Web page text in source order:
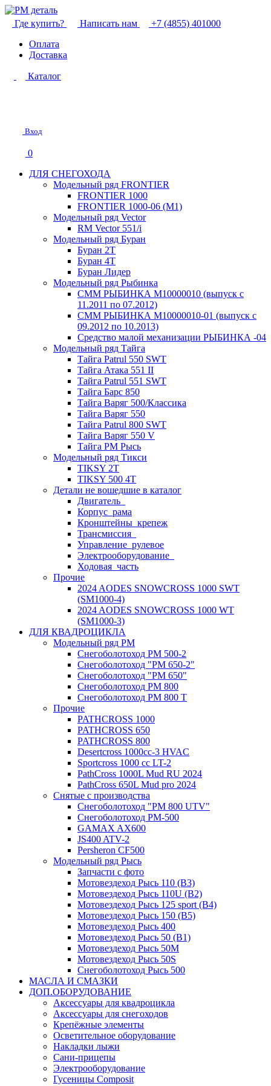
Где купить? Написать нам
+7 (4855) 401000
Оплата
Доставка
Каталог
Вход
0
ДЛЯ СНЕГОХОДА
Модельный ряд FRONTIER
FRONTIER 1000
FRONTIER 1000-06 (М1)
Модельный ряд Vector
RM Vector 551/i
Модельный ряд Буран
Буран 2Т
Буран 4Т
Буран Лидер
Модельный ряд Рыбинка
СММ РЫБИНКА M10000010 (выпуск с
11.2011 по 07.2012)
СММ РЫБИНКА M10000010-01 (выпуск с
09.2012 по 10.2013)
Средство малой механизации РЫБИНКА -04
Модельный ряд Тайга
Тайга Patrul 550 SWT
Тайга Атака 551 II
Тайга Patrul 551 SWT
Тайга Барс 850
Тайга Варяг 500/Классика
Тайга Варяг 550
Тайга Patrul 800 SWT
Тайга Варяг 550 V
Тайга РМ Рысь
Модельный ряд Тикси
TIKSY 2T
TIKSY 500 4T
Детали не вошедшие в каталог
Двигатель_
Корпус_рама
Кронштейны_крепеж
Трансмиссия_
Управление_рулевое
Электрооборудование_
Ходовая_часть
Прочие
2024 AODES SNOWCROSS 1000 SWT
(SM1000-4)
2024 AODES SNOWCROSS 1000 WT
(SM1000-3)
ДЛЯ КВАДРОЦИКЛА
Модельный ряд РМ
Снегоболотоход РМ 500-2
Снегоболотоход "РМ 650-2"
Снегоболотоход "РМ 650"
Снегоболотоход РМ 800
Снегоболотоход РМ 800 Т
Прочие
PATHCROSS 1000
PATHCROSS 650
PATHCROSS 800
Desertcross 1000cc-3 HVAC
Sportcross 1000 cc LT-2
PathCross 1000L Mud RU 2024
PathCross 650L Mud pro 2024
Снятые с производства
Снегоболотоход "РМ 800 UTV"
Снегоболотоход РМ-500
GAMAX AX600
JS400 ATV-2
Persheron CF500
Модельный ряд Рысь
Запчасти с фото
Мотовездеход Рысь 110 (B3)
Мотовездеход Рысь 110U (B2)
Мотовездеход Рысь 125 sport (B4)
Мотовездеход Рысь 150 (B5)
Мотовездеход Рысь 400
Мотовездеход Рысь 50 (B1)
Мотовездеход Рысь 50M
Мотовездеход Рысь 50S
Снегоболотоход Рысь 500
МАСЛА И СМАЗКИ
ДОП.ОБОРУДОВАНИЕ
Аксессуары для квадроцикла
Аксессуары для снегоходов
Крепёжные элементы
Осветительное оборудование
Накладки лыжи
Сани-прицепы
Электрооборудование
Гусеницы Composit